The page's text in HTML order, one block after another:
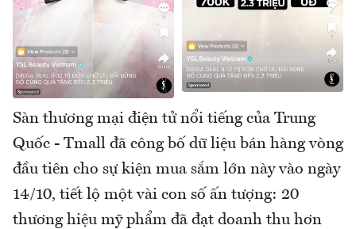
Sàn thương mại điện tử nổi tiếng của Trung
Quốc - Tmall đã công bố dữ liệu bán hàng vòng
đầu tiên cho sự kiện mua sắm lớn này vào ngày
14/10, tiết lộ một vài con số ấn tượng: 20
thương hiệu mỹ phẩm đã đạt doanh thu hơn